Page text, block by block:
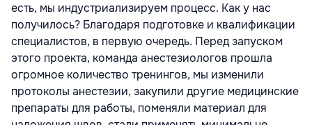
есть, мы индустриализируем процесс. Как у нас
получилось? Благодаря подготовке и квалификации
специалистов, в первую очередь. Перед запуском
этого проекта, команда анестезиологов прошла
огромное количество тренингов, мы изменили
протоколы анестезии, закупили другие медицинские
препараты для работы, поменяли материал для